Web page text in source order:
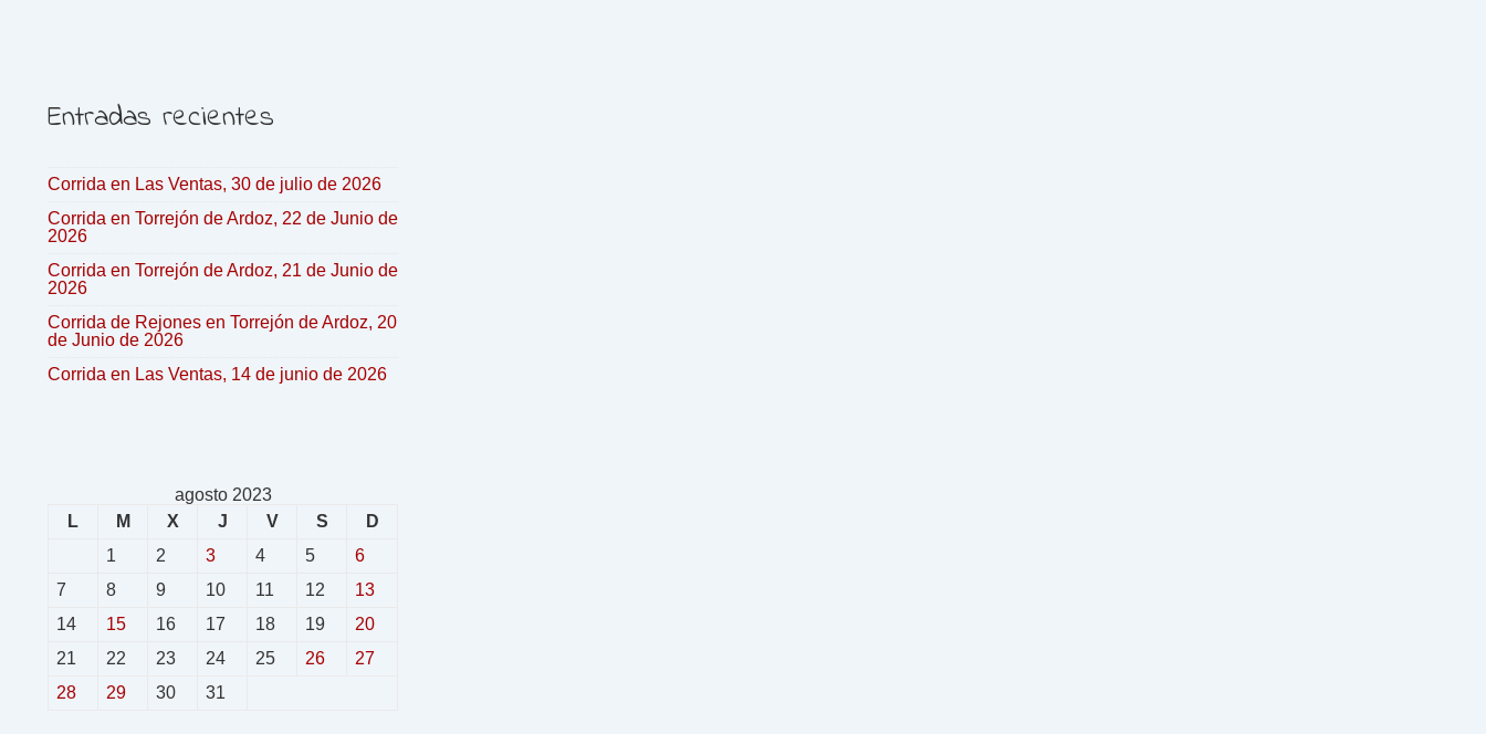
Entradas recientes
Corrida en Las Ventas, 30 de julio de 2026
Corrida en Torrejón de Ardoz, 22 de Junio de
2026
Corrida en Torrejón de Ardoz, 21 de Junio de
2026
Corrida de Rejones en Torrejón de Ardoz, 20
de Junio de 2026
Corrida en Las Ventas, 14 de junio de 2026
agosto 2023
L
M X J V S
D
1
2 3 4 5
6
7
8 9 10 11 12
13
14
15 16 17 18 19
20
21
22 23 24 25 26
27
28
29 30 31